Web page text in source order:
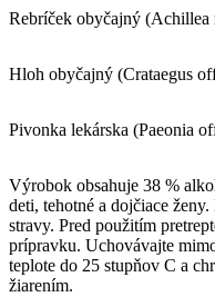
Rebríček obyčajný
Hloh obyčajný (Crataegus
Pivonka lekárska (Paeonia
Výrobok obsahuje 38 %
deti, tehotné a dojčiace
stravy. Pred použitím
prípravku. Uchovávajte
teplote do 25 stupňov C a
žiarením.